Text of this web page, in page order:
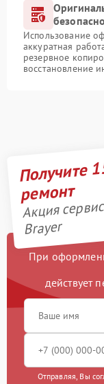
Использование
аккуратная
резервное
восстановление
Получите
ремонт
Акция
Brayer
При
действует
Отправляя, Вы